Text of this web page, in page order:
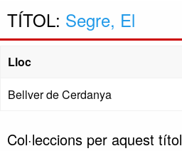
TÍTOL: Segre, El
Lloc
Bellver de Cerdanya
Col·leccions per aquest títol